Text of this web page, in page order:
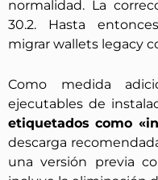
normalidad. La
30.2. Hasta
migrar wallets legacy
Como medida
ejecutables de
etiquetados como
descarga
una versión previa